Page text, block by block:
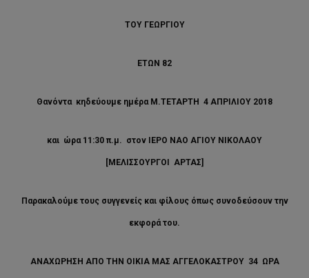
ΤΟΥ ΓΕΩΡΓΙΟΥ
ΕΤΩΝ 82
Θανόντα κηδεύουμε ημέρα Μ.ΤΕΤΑΡΤΗ 4 ΑΠΡΙΛΙΟΥ 2018
και ώρα 11:30 π.μ. στον ΙΕΡΟ ΝΑΟ ΑΓΙΟΥ ΝΙΚΟΛΑΟΥ
[ΜΕΛΙΣΣΟΥΡΓΟΙ ΑΡΤΑΣ]
Παρακαλούμε τους συγγενείς και φίλους όπως συνοδεύσουν την
εκφορά του.
ΑΝΑΧΩΡΗΣΗ ΑΠΟ ΤΗΝ ΟΙΚΙΑ ΜΑΣ ΑΓΓΕΛΟΚΑΣΤΡΟΥ 34 ΩΡΑ